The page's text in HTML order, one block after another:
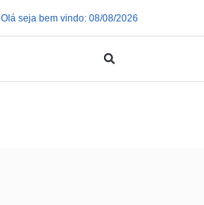
Olá seja bem vindo: 08/08/2026